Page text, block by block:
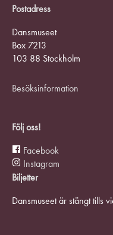
Postadress
Dansmuseet
Box 7213
103 88 Stockholm
Besöksinformation
Följ oss!
Facebook
Instagram
Biljetter
Dansmuseet är stängt tills